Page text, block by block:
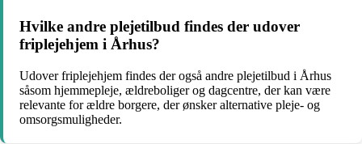
Hvilke andre plejetilbud findes der udover
friplejehjem i Århus?
Udover friplejehjem findes der også andre plejetilbud i Århus
såsom hjemmepleje, ældreboliger og dagcentre, der kan være
relevante for ældre borgere, der ønsker alternative pleje- og
omsorgsmuligheder.